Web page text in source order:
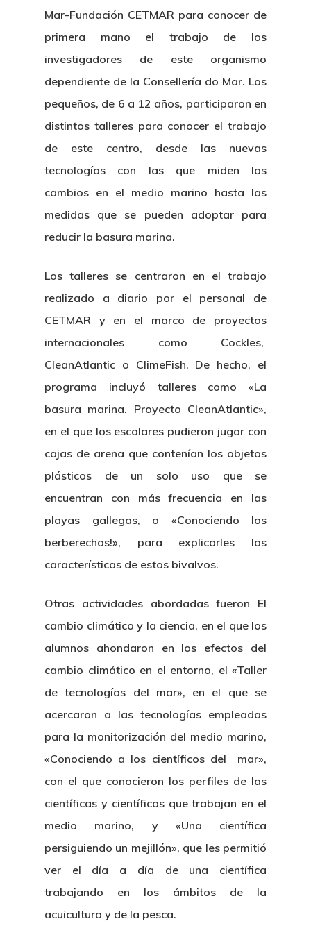
Mar-Fundación CETMAR para conocer de
primera mano el trabajo de los
investigadores de este organismo
dependiente de la Consellería do Mar. Los
pequeños, de 6 a 12 años, participaron en
distintos talleres para conocer el trabajo
de este centro, desde las nuevas
tecnologías con las que miden los
cambios en el medio marino hasta las
medidas que se pueden adoptar para
reducir la basura marina.
Los talleres se centraron en el trabajo
realizado a diario por el personal de
CETMAR y en el marco de proyectos
internacionales como Cockles,
CleanAtlantic o ClimeFish. De hecho, el
programa incluyó talleres como «La
basura marina. Proyecto CleanAtlantic»,
en el que los escolares pudieron jugar con
cajas de arena que contenían los objetos
plásticos de un solo uso que se
encuentran con más frecuencia en las
playas gallegas, o «Conociendo los
berberechos!», para explicarles las
características de estos bivalvos.
Otras actividades abordadas fueron El
cambio climático y la ciencia, en el que los
alumnos ahondaron en los efectos del
cambio climático en el entorno, el «Taller
de tecnologías del mar», en el que se
acercaron a las tecnologías empleadas
para la monitorización del medio marino,
«Conociendo a los científicos del mar»,
con el que conocieron los perfiles de las
científicas y científicos que trabajan en el
medio marino, y «Una científica
persiguiendo un mejillón», que les permitió
ver el día a día de una científica
trabajando en los ámbitos de la
acuicultura y de la pesca.